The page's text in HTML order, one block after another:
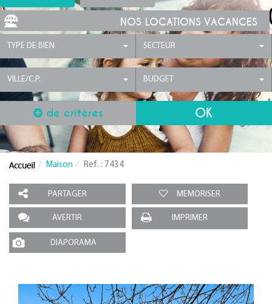
NOS LOCATIONS VACANCES
TYPE DE BIEN SECTEUR
VILLE/C.P. BUDGET
de critères
Maison Ref. : 7434
PARTAGER MEMORISER
AVERTIR IMPRIMER
DIAPORAMA